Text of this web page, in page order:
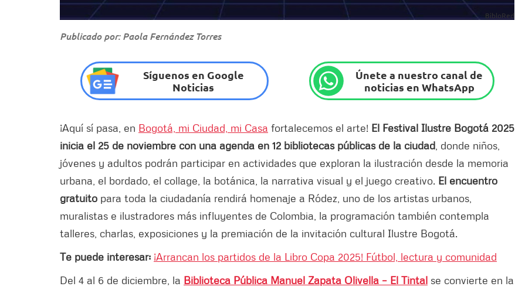
BibloRed
Publicado por: Paola Fernández Torres
Síguenos en Google
Noticias
Únete a nuestro canal de
noticias en WhatsApp
¡Aquí sí pasa, en Bogotá, mi Ciudad, mi Casa fortalecemos el arte! El Festival Ilustre Bogotá 2025
inicia el 25 de noviembre con una agenda en 12 bibliotecas públicas de la ciudad , donde niños,
jóvenes y adultos podrán participar en actividades que exploran la ilustración desde la memoria
urbana, el bordado, el collage, la botánica, la narrativa visual y el juego creativo. El encuentro
gratuito para toda la ciudadanía rendirá homenaje a Ródez, uno de los artistas urbanos,
muralistas e ilustradores más influyentes de Colombia, la programación también contempla
talleres, charlas, exposiciones y la premiación de la invitación cultural Ilustre Bogotá.
Te puede interesar: ¡Arrancan los partidos de la Libro Copa 2025! Fútbol, lectura y comunidad
Del 4 al 6 de diciembre, la Biblioteca Pública Manuel Zapata Olivella – El Tintal se convierte en la